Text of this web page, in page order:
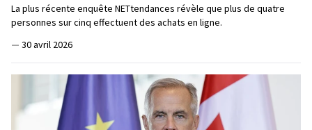
La plus récente enquête NETtendances révèle que plus de quatre
personnes sur cinq effectuent des achats en ligne.
— 30 avril 2026